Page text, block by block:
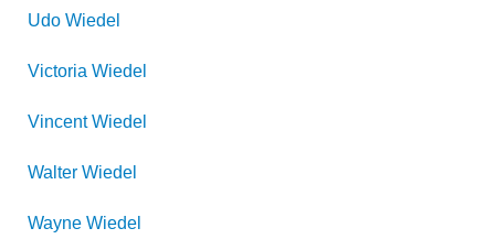
Udo Wiedel
Victoria Wiedel
Vincent Wiedel
Walter Wiedel
Wayne Wiedel